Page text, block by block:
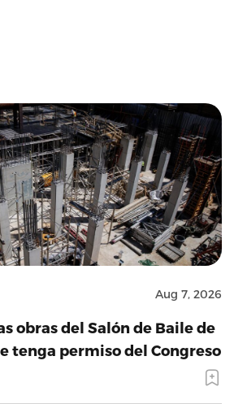
Aug 7, 2026
obras del Salón de Baile de
tenga permiso del Congreso